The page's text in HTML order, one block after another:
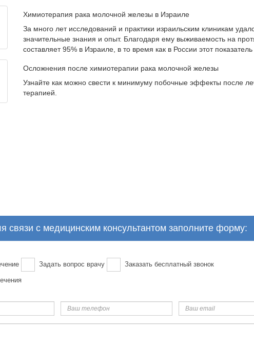
Химиотерапия рака молочной железы в Израиле
За много лет исследований и практики израильским клиникам
значительные знания и опыт. Благодаря ему выживаемость на
составляет 95% в Израиле, в то время как в России этот показатель
Осложнения после химиотерапии рака молочной железы
Узнайте как можно свести к минимуму побочные эффекты после
терапией.
связи с медицинским консультантом заполните форму:
Задать вопрос врачу Заказать бесплатный звонок
телефон
email